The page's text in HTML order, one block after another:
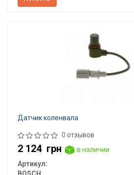
Датчик коленвала
0 отзывов
2 124 грн
в наличии
Артикул: